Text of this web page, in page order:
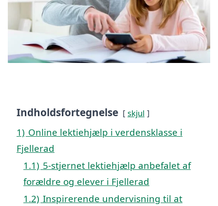
Indholdsfortegnelse skjul
1) Online lektiehjælp i verdensklasse i
Fjellerad
1.1) 5-stjernet lektiehjælp anbefalet af
forældre og elever i Fjellerad
1.2) Inspirerende undervisning til at